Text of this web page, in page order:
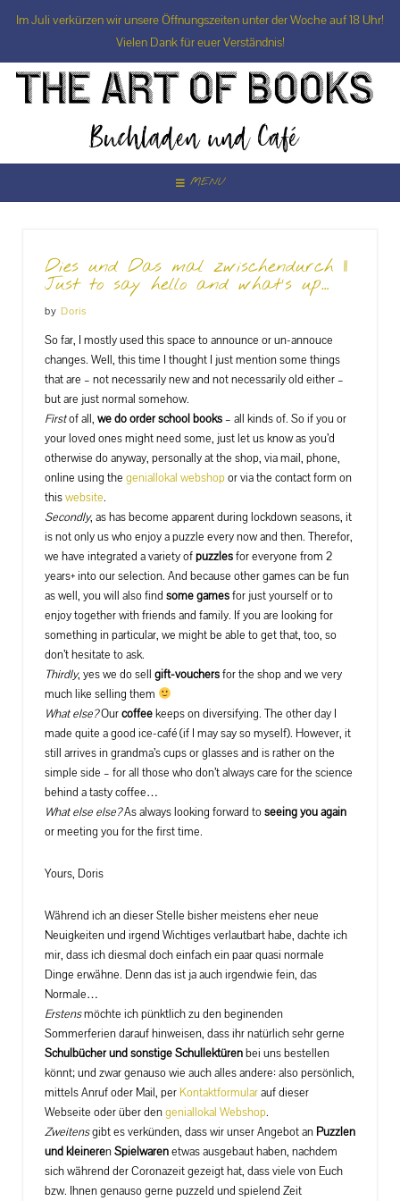
Im Juli verkürzen wir unsere Öffnungszeiten unter der Woche auf 18 Uhr!
Vielen Dank für euer Verständnis!
Skip
MENU
Dies und Das mal zwischendurch ||
Just to say hello and what’s up…
by Doris
So far, I mostly used this space to announce or un-annouce
changes. Well, this time I thought I just mention some things
that are – not necessarily new and not necessarily old either –
but are just normal somehow.
Firstof all, we do order school books– all kinds of. So if you or
your loved ones might need some, just let us know as you’d
otherwise do anyway, personally at the shop, via mail, phone,
online using the geniallokal webshopor via the contact form on
thiswebsite.
Secondly, as has become apparent during lockdown seasons, it
is not only us who enjoy a puzzle every now and then. Therefor,
we have integrated a variety ofpuzzlesfor everyone from 2
years+ into our selection. And because other games can be fun
as well, you will also find some gamesfor just yourself or to
enjoy together with friends and family. If you are looking for
something in particular, we might be able to get that, too, so
don’t hesitate to ask.
Thirdly, yes we do sell gift-vouchersfor the shop and we very
much like selling them
What else?Ourcoffeekeeps on diversifying. The other day I
made quite a good ice-café (if I may say so myself). However, it
still arrives in grandma’s cups or glasses and is rather on the
simple side – for all those who don’t always care for the science
behind a tasty coffee…
What else else?As always looking forward toseeing you again
or meeting you for the first time.
Yours, Doris
Während ich an dieser Stelle bisher meistens eher neue
Neuigkeiten und irgend Wichtiges verlautbart habe, dachte ich
mir, dass ich diesmal doch einfach ein paar quasi normale
Dinge erwähne. Denn das ist ja auch irgendwie fein, das
Normale…
Erstensmöchte ich pünktlich zu den beginenden
Sommerferien darauf hinweisen, dass ihr natürlich sehr gerne
Schulbücher und sonstige Schullektürenbei uns bestellen
könnt; und zwar genauso wie auch alles andere: also persönlich,
mittels Anruf oder Mail, per Kontaktformularauf dieser
Webseite oder über dengeniallokal Webshop.
Zweitensgibt es verkünden, dass wir unser Angebot an Puzzlen
und kleinerenSpielwarenetwas ausgebaut haben, nachdem
sich während der Coronazeit gezeigt hat, dass viele von Euch
bzw. Ihnen genauso gerne puzzeld und spielend Zeit